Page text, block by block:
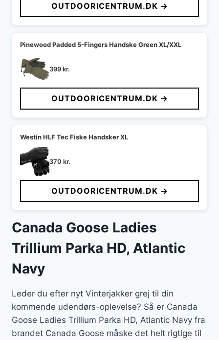
OUTDOORICENTRUM.DK →
Pinewood Padded 5-Fingers Handske Green XL/XXL
399kr.
OUTDOORICENTRUM.DK →
Westin HLF Tec Fiske Handsker XL
370 kr.
OUTDOORICENTRUM.DK →
Canada Goose Ladies
Trillium Parka HD, Atlantic
Navy
Leder du efter nyt Vinterjakker grej til din
kommende udendørs-oplevelse? Så er Canada
Goose Ladies Trillium Parka HD, Atlantic Navy fra
brandet Canada Goose måske det helt rigtige til